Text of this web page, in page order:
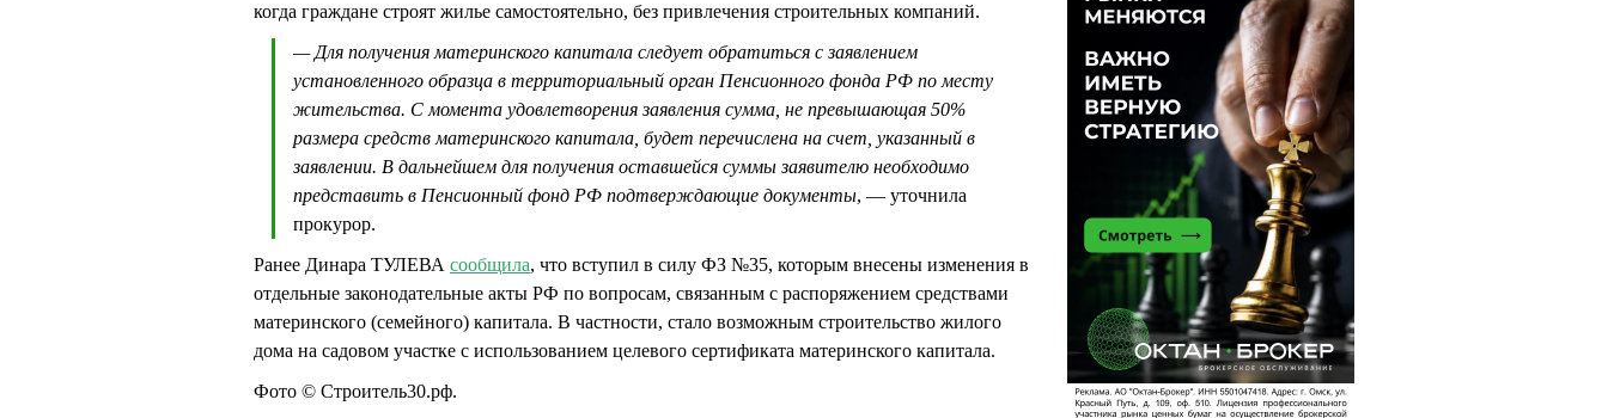
когда граждане строят жилье самостоятельно, без привлечения строительных компаний.
— Для получения материнского капитала следует обратиться с заявлением
установленного образца в территориальный орган Пенсионного фонда РФ по месту
жительства. С момента удовлетворения заявления сумма, не превышающая 50%
размера средств материнского капитала, будет перечислена на счет, указанный в
заявлении. В дальнейшем для получения оставшейся суммы заявителю необходимо
представить в Пенсионный фонд РФ подтверждающие документы, — уточнила
прокурор.
Ранее Динара ТУЛЕВА сообщила, что вступил в силу ФЗ №35, которым внесены изменения в
отдельные законодательные акты РФ по вопросам, связанным с распоряжением средствами
материнского (семейного) капитала. В частности, стало возможным строительство жилого
дома на садовом участке с использованием целевого сертификата материнского капитала.
Фото © Строитель30.рф.